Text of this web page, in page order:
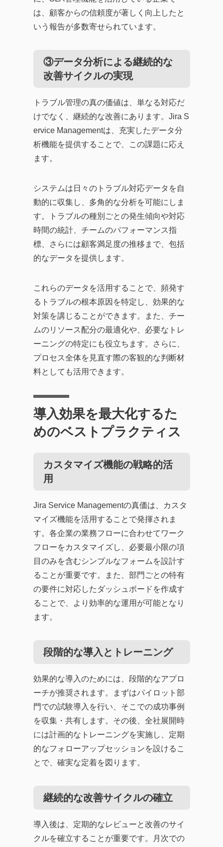
は、顧客からの信頼度が著しく向上したと
いう報告が多数寄せられています。
③データ分析による継続的な
改善サイクルの実現
トラブル管理の真の価値は、単なる対応だ
けでなく、継続的な改善にあります。Jira S
ervice Managementは、充実したデータ分
析機能を提供することで、この課題に応え
ます。
システムは日々のトラブル対応データを自
動的に収集し、多角的な分析を可能にしま
す。トラブルの種別ごとの発生傾向や対応
時間の統計、チームのパフォーマンス指
標、さらには顧客満足度の推移まで、包括
的なデータを提供します。
これらのデータを活用することで、頻発す
るトラブルの根本原因を特定し、効果的な
対策を講じることができます。また、チー
ムのリソース配分の最適化や、必要なトレ
ーニングの特定にも役立ちます。さらに、
プロセス全体を見直す際の客観的な判断材
料としても活用できます。
導入効果を最大化するた
めのベストプラクティス
カスタマイズ機能の戦略的活
用
Jira Service Managementの真価は、カスタ
マイズ機能を活用することで発揮されま
す。各企業の業務フローに合わせてワーク
フローをカスタマイズし、必要最小限の項
目のみを含むシンプルなフォームを設計す
ることが重要です。また、部門ごとの特有
の要件に対応したダッシュボードを作成す
ることで、より効率的な運用が可能となり
ます。
段階的な導入とトレーニング
効果的な導入のためには、段階的なアプロ
ーチが推奨されます。まずはパイロット部
門での試験導入を行い、そこでの成功事例
を収集・共有します。その後、全社展開時
には計画的なトレーニングを実施し、定期
的なフォローアップセッションを設けるこ
とで、確実な定着を図ります。
継続的な改善サイクルの確立
導入後は、定期的なレビューと改善のサイ
クルを確立することが重要です。月次での